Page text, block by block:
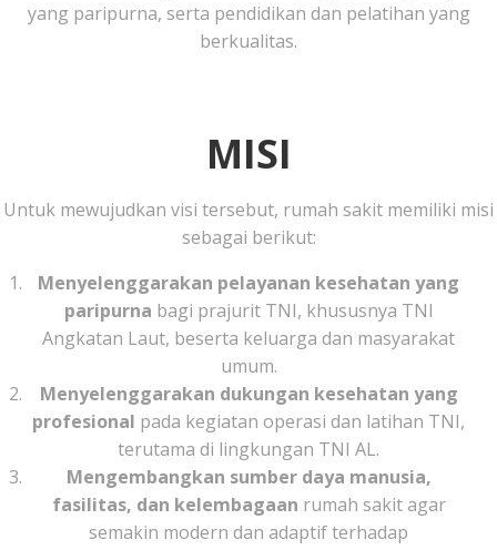
yang paripurna, serta pendidikan dan pelatihan yang
berkualitas.
MISI
Untuk mewujudkan visi tersebut, rumah sakit memiliki misi
sebagai berikut:
Menyelenggarakan pelayanan kesehatan yang
paripurna bagi prajurit TNI, khususnya TNI
Angkatan Laut, beserta keluarga dan masyarakat
umum.
Menyelenggarakan dukungan kesehatan yang
profesional pada kegiatan operasi dan latihan TNI,
terutama di lingkungan TNI AL.
Mengembangkan sumber daya manusia,
fasilitas, dan kelembagaan rumah sakit agar
semakin modern dan adaptif terhadap